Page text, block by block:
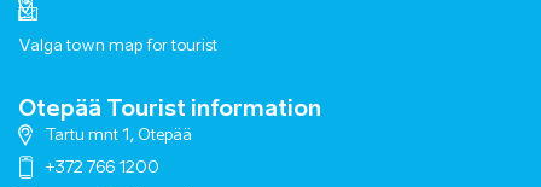
Valga town map for tourist
Otepää Tourist information
Tartu mnt 1, Otepää
+372 766 1200